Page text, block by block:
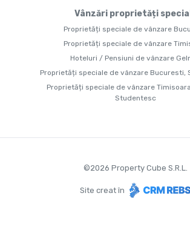
Vânzări proprietăți
Proprietăți speciale de vânzare
Proprietăți speciale de vânzare
Hoteluri / Pensiuni de vânzare
Proprietăți speciale de vânzare Bucuresti,
Proprietăți speciale de vânzare
Studentesc
©2026 Property Cube S.R.L.
Site creat în